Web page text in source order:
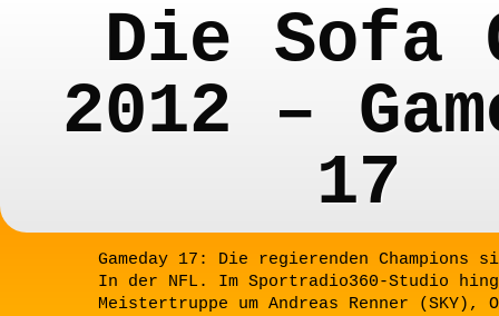
Die Sofa
2012 –
17
Gameday 17: Die regierenden Champions
In der NFL. Im Sportradio360-Studio
Meistertruppe um Andreas Renner (SKY),